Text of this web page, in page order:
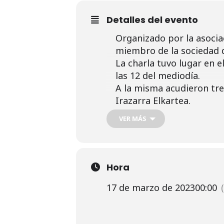
Detalles del evento
Organizado por la
miembro de la sociedad
La charla tuvo lugar en
las 12 del mediodía.
A la misma acudieron
Irazarra Elkartea.
Concretamente 20
La charla fue muy
Así mismo
VER MÁS
Hora
17 de marzo de 202300:00